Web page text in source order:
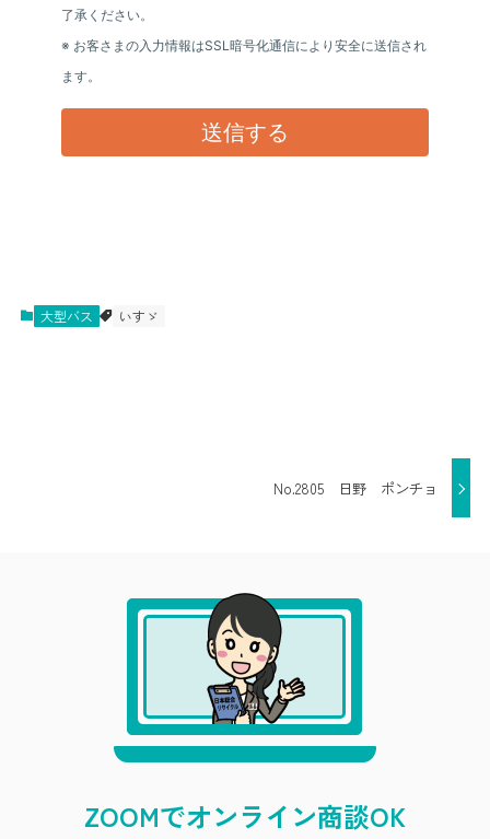
大型バス いすゞ
No.2805 日野 ポンチョ
ZOOMでオンライン商談OK